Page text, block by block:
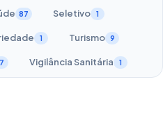
87 Seletivo 1
1 Turismo 9
7 Vigilância Sanitária 1